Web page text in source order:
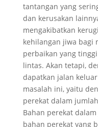
tantangan yang
dan kerusakan
mengakibatkan
kehilangan jiwa bagi
perbaikan yang
lintas. Akan tetapi,
dapatkan jalan
masalah ini, yaitu
perekat dalam
Bahan perekat
bahan perekat yang